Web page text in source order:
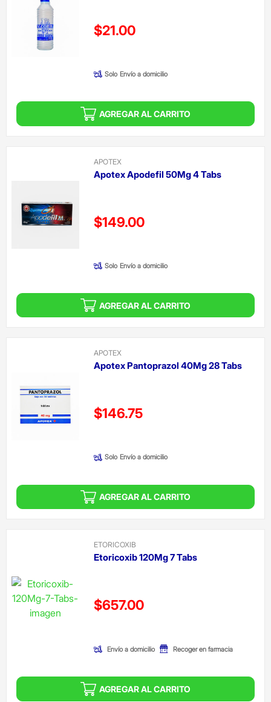
Precio reducido de
$21.00
Solo Envío a domicilio
AGREGAR AL CARRITO
APOTEX
Apotex Apodefil 50Mg 4 Tabs
Precio reducido de
$149.00
Solo Envío a domicilio
AGREGAR AL CARRITO
APOTEX
Apotex Pantoprazol 40Mg 28 Tabs
Precio reducido de
$146.75
Solo Envío a domicilio
AGREGAR AL CARRITO
ETORICOXIB
Etoricoxib 120Mg 7 Tabs
Precio reducido de
$657.00
Envío a domicilio Recoger en farmacia
AGREGAR AL CARRITO